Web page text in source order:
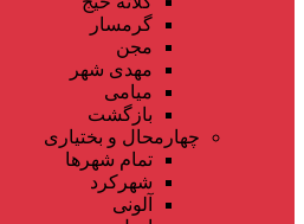
گرمسار
مجن
مهدی شهر
میامی
بازگشت
چهارمحال و بختیاری
تمام شهر‌ها
شهرکرد
آلونی